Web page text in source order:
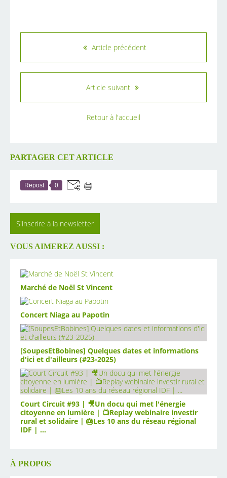
Article précédent
Article suivant
Retour à l'accueil
PARTAGER CET ARTICLE
Repost 0
S'inscrire à la newsletter
VOUS AIMEREZ AUSSI :
Marché de Noël St Vincent
Concert Niaga au Papotin
[SoupesEtBobines] Quelques dates et informations
d'ici et d'ailleurs (#23-2025)
Court Circuit #93 | 🎥Un docu qui met l'énergie
citoyenne en lumière | 📺Replay webinaire investir
rural et solidaire | 🎂Les 10 ans du réseau régional
IDF | ...
À PROPOS